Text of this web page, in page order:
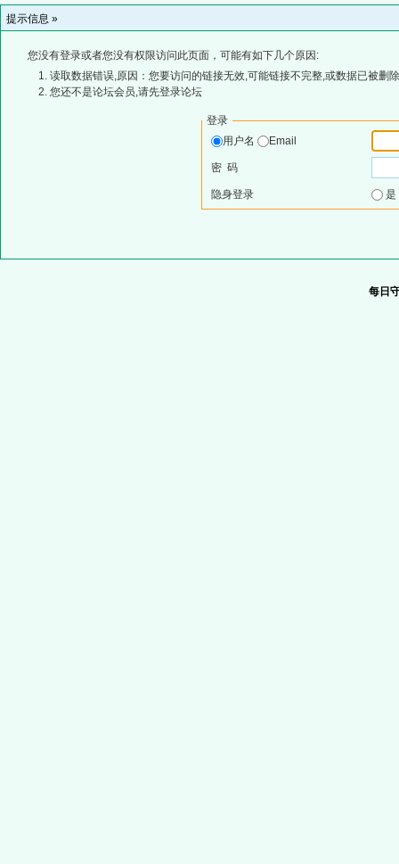
提示信息 »
您没有登录或者您没有权限访问此页面，可能有如下几个原因:
读取数据错误,原因：您要访问的链接无效,可能链接不完整,或数据已被删
您还不是论坛会员,请先登录论坛
登录
用户名
Email
密 码
隐身登录
每日